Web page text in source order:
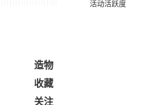
造物
收藏
关注